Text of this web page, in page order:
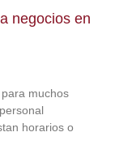
negocios en
muchos
horarios o